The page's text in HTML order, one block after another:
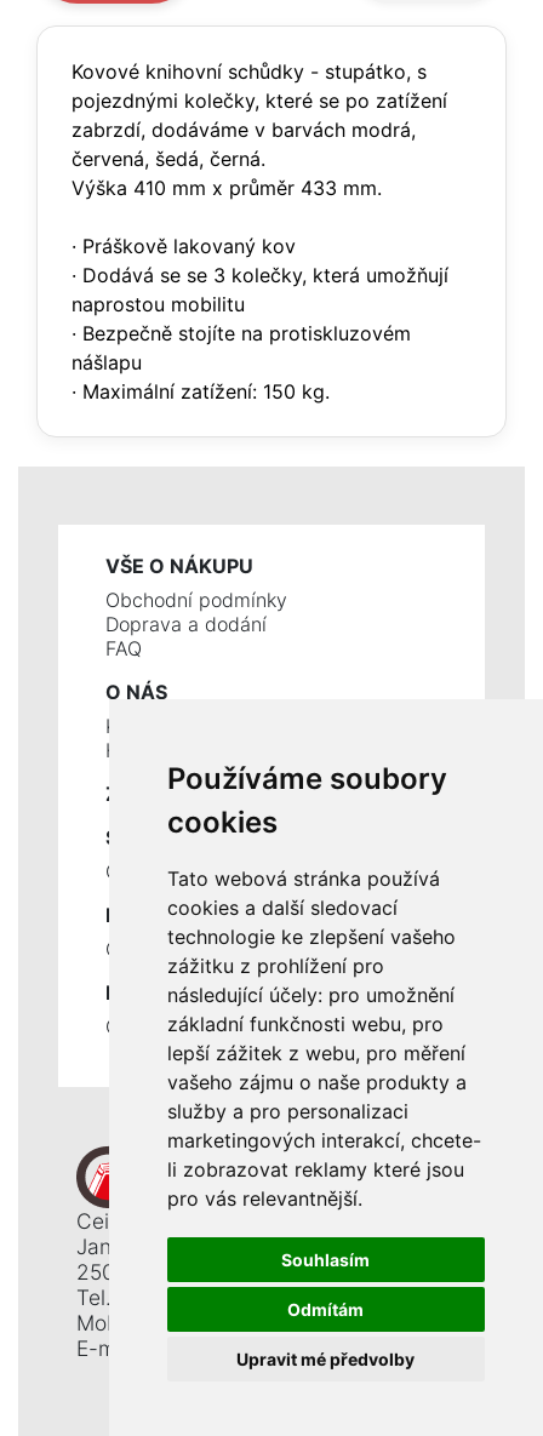
Používáme soubory
cookies
Tato webová stránka používá
cookies a další sledovací
technologie ke zlepšení vašeho
zážitku z prohlížení pro
následující účely: pro umožnění
základní funkčnosti webu, pro
lepší zážitek z webu, pro měření
vašeho zájmu o naše produkty a
služby a pro personalizaci
marketingových interakcí, chcete-
li zobrazovat reklamy které jsou
pro vás relevantnější.
Souhlasím
Odmítám
Upravit mé předvolby
Kovové knihovní schůdky - stupátko, s
pojezdnými kolečky, které se po zatížení
zabrzdí, dodáváme v barvách modrá,
červená, šedá, černá.
Výška 410 mm x průměr 433 mm.
· Práškově lakovaný kov
· Dodává se se 3 kolečky, která umožňují
naprostou mobilitu
· Bezpečně stojíte na protiskluzovém
nášlapu
· Maximální zatížení: 150 kg.
VŠE O NÁKUPU
Obchodní podmínky
Doprava a dodání
FAQ
O NÁS
Kontakty
Historie a současnost
ZÁKLADNÍ ÚDAJE
SLUŽBY
Ceník servisních prací
DŮLEŽITÉ INFORMACE
Ochrana osobních údajů
RYCHLÉ ODKAZY
Odstoupení od smlouvy
Ceiba, s. r. o.
Jana Opletala 1265
250 01 Brandýs n. L. - St. Boleslav
Tel.: +420 326 911 044
Mobil: +420 777 345 008
E-mail:
info@ceiba.cz